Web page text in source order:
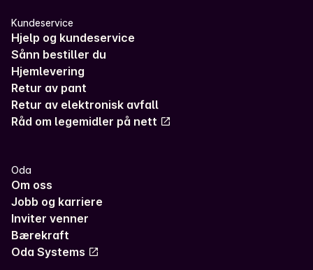
Kundeservice
Hjelp og kundeservice
Sånn bestiller du
Hjemlevering
Retur av pant
Retur av elektronisk avfall
Råd om legemidler på nett
Oda
Om oss
Jobb og karriere
Inviter venner
Bærekraft
Oda Systems